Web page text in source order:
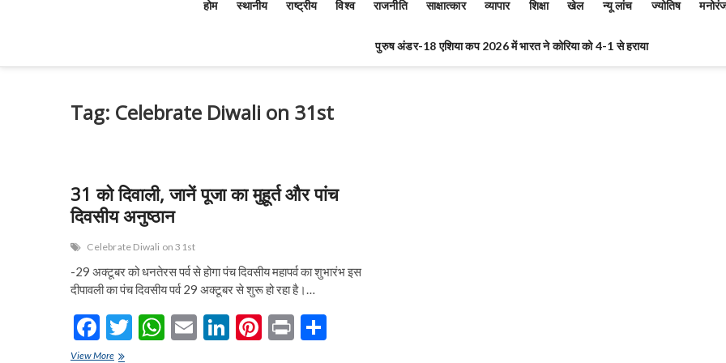
होम स्थानीय राष्ट्रीय विश्व राजनीति साक्षात्कार व्यापार शिक्षा खेल न्यू लांच ज्योतिष
पुरुष अंडर-18 एशिया कप 2026 में भारत ने कोरिया को 4-1 से हराया
Tag: Celebrate Diwali on 31st
31 को दिवाली, जानें पूजा का मुहूर्त और पांच
दिवसीय अनुष्ठान
Celebrate Diwali on 31st
-29 अक्टूबर को धनतेरस पर्व से होगा पंच दिवसीय महापर्व का शुभारंभ इस
दीपावली का पंच दिवसीय पर्व 29 अक्टूबर से शुरू हो रहा है।…
F
ac
T
W E
Li Pi Pr
View More31